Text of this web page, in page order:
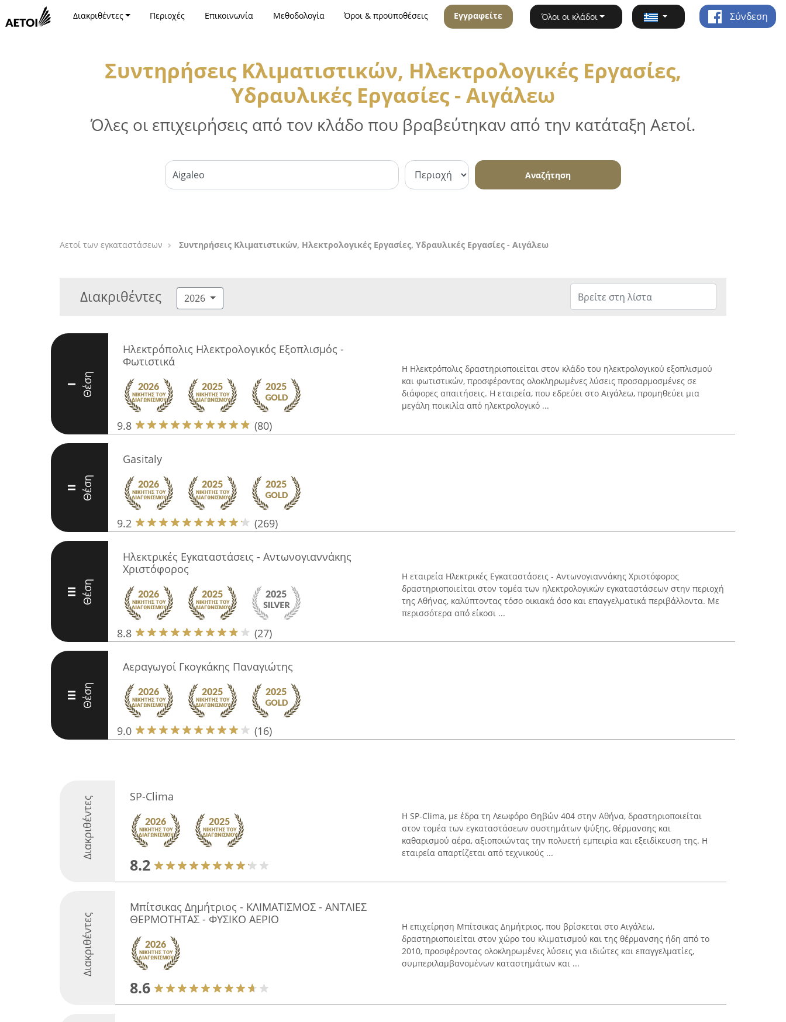
Διακριθέντες Περιοχές Επικοινωνία Μεθοδολογία Όροι & προϋποθέσεις Εγγραφείτε Όλοι οι κλάδοι Σύνδεση
Συντηρήσεις Κλιματιστικών, Ηλεκτρολογικές Εργασίες,
Υδραυλικές Εργασίες - Αιγάλεω
Όλες οι επιχειρήσεις από τον κλάδο που βραβεύτηκαν από την κατάταξη Αετοί.
Αναζήτηση
Αετοί των εγκαταστάσεων Συντηρήσεις Κλιματιστικών, Ηλεκτρολογικές Εργασίες, Υδραυλικές Εργασίες - Αιγάλεω
Διακριθέντες 2026
I Θέση
Hλεκτρόπολις Ηλεκτρολογικός Εξοπλισμός -
Φωτιστικά
9.8 (80)
Η Ηλεκτρόπολις δραστηριοποιείται στον κλάδο του ηλεκτρολογικού εξοπλισμού
και φωτιστικών, προσφέροντας ολοκληρωμένες λύσεις προσαρμοσμένες σε
διάφορες απαιτήσεις. Η εταιρεία, που εδρεύει στο Αιγάλεω, προμηθεύει μια
μεγάλη ποικιλία από ηλεκτρολογικό ...
II Θέση
Gasitaly
9.2 (269)
III Θέση
Ηλεκτρικές Εγκαταστάσεις - Αντωνογιαννάκης
Χριστόφορος
8.8 (27)
Η εταιρεία Ηλεκτρικές Εγκαταστάσεις - Αντωνογιαννάκης Χριστόφορος
δραστηριοποιείται στον τομέα των ηλεκτρολογικών εγκαταστάσεων στην περιοχή
της Αθήνας, καλύπτοντας τόσο οικιακά όσο και επαγγελματικά περιβάλλοντα. Με
περισσότερα από είκοσι ...
III Θέση
Αεραγωγοί Γκογκάκης Παναγιώτης
9.0 (16)
Διακριθέντες SP-Clima
8.2
Η SP-Clima, με έδρα τη Λεωφόρο Θηβών 404 στην Αθήνα, δραστηριοποιείται
στον τομέα των εγκαταστάσεων συστημάτων ψύξης, θέρμανσης και
καθαρισμού αέρα, αξιοποιώντας την πολυετή εμπειρία και εξειδίκευση της. Η
εταιρεία απαρτίζεται από τεχνικούς ...
Διακριθέντες
Μπίτσικας Δημήτριος - ΚΛΙΜΑΤΙΣΜΟΣ - ΑΝΤΛΙΕΣ
ΘΕΡΜΟΤΗΤΑΣ - ΦΥΣΙΚΟ ΑΕΡΙΟ
8.6
Η επιχείρηση Μπίτσικας Δημήτριος, που βρίσκεται στο Αιγάλεω,
δραστηριοποιείται στον χώρο του κλιματισμού και της θέρμανσης ήδη από το
2010, προσφέροντας ολοκληρωμένες λύσεις για ιδιώτες και επαγγελματίες,
συμπεριλαμβανομένων καταστημάτων και ...